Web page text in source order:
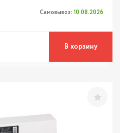
Самовывоз: 10.08.2026
В корзину